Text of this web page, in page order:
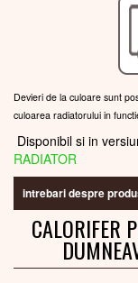
Devieri de la culoare sunt
culoarea radiatorului in
Disponibil si in
RADIATOR
intrebari despre
CALORIFER